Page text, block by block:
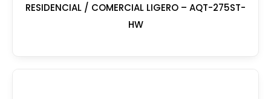
RESIDENCIAL / COMERCIAL LIGERO – AQT-275ST-
HW